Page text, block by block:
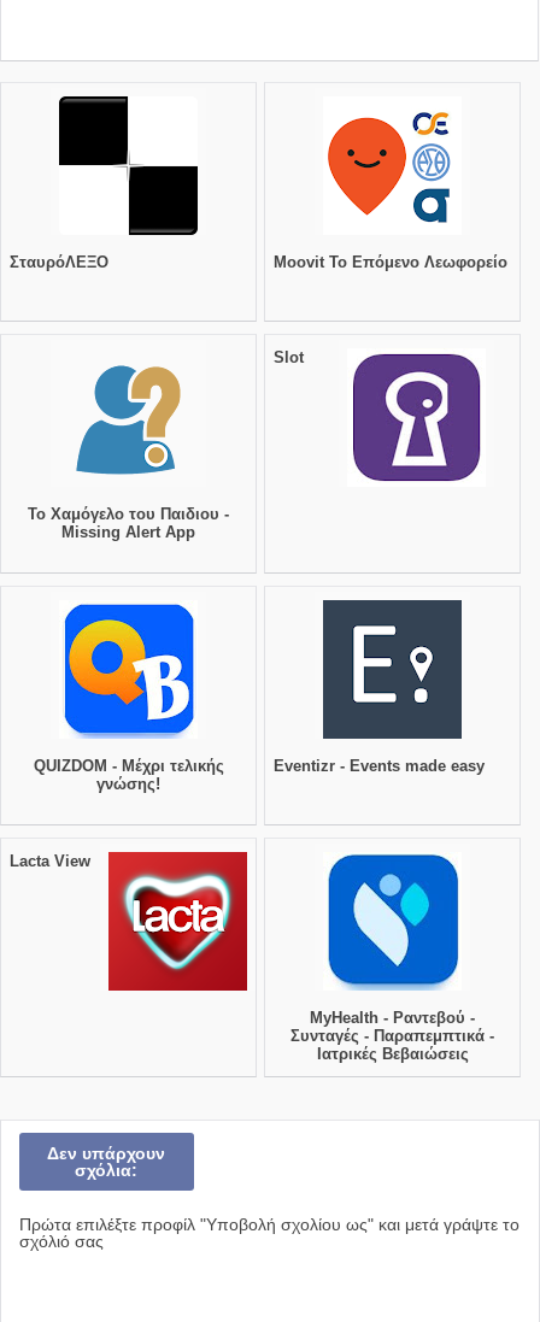
ΣταυρόΛΕΞΟ Moovit Το Επόμενο Λεωφορείο
Το Χαμόγελο του Παιδιου -
Missing Alert App
Slot
QUIZDOM - Μέχρι τελικής
γνώσης!
Eventizr - Events made easy
Lacta View
MyHealth - Ραντεβού -
Συνταγές - Παραπεμπτικά -
Ιατρικές Βεβαιώσεις
Δεν υπάρχουν
σχόλια:
Πρώτα επιλέξτε προφίλ "Υποβολή σχολίου ως" και μετά γράψτε το
σχόλιό σας